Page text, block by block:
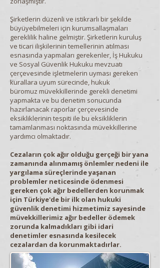
Şirketlerin düzenli ve istikrarlı bir şekilde
büyüyebilmeleri için kurumsallaşmaları
gereklilik haline gelmiştir. Şirketlerin kuruluş
ve ticari ilişkilerinin temellerinin atılması
esnasında yapmaları gerekenler, İş Hukuku
ve Sosyal Güvenlik Hukuku mevzuatı
çerçevesinde işletmelerin uyması gereken
kurallara uyum sürecinde, hukuk
büromuz müvekkillerinde gerekli denetimi
yapmakta ve bu denetim sonucunda
hazırlanacak raporlar çerçevesinde
eksikliklerinin tespiti ile bu eksikliklerin
tamamlanması noktasında müvekkillerine
yardımcı olmaktadır.
Cezaların çok ağır olduğu gerçeği bir yana
zamanında alınmamış önlemler nedeni ile
yargılama süreçlerinde yaşanan
problemler neticesinde ödenmesi
gereken çok ağır bedellerden korunmak
için Türkiye'de bir ilk olan hukuki
güvenlik denetimi hizmetimiz sayesinde
müvekkillerimiz ağır bedeller ödemek
zorunda kalmadıkları gibi idari
denetimler esnasında kesilecek
cezalardan da korunmaktadırlar.